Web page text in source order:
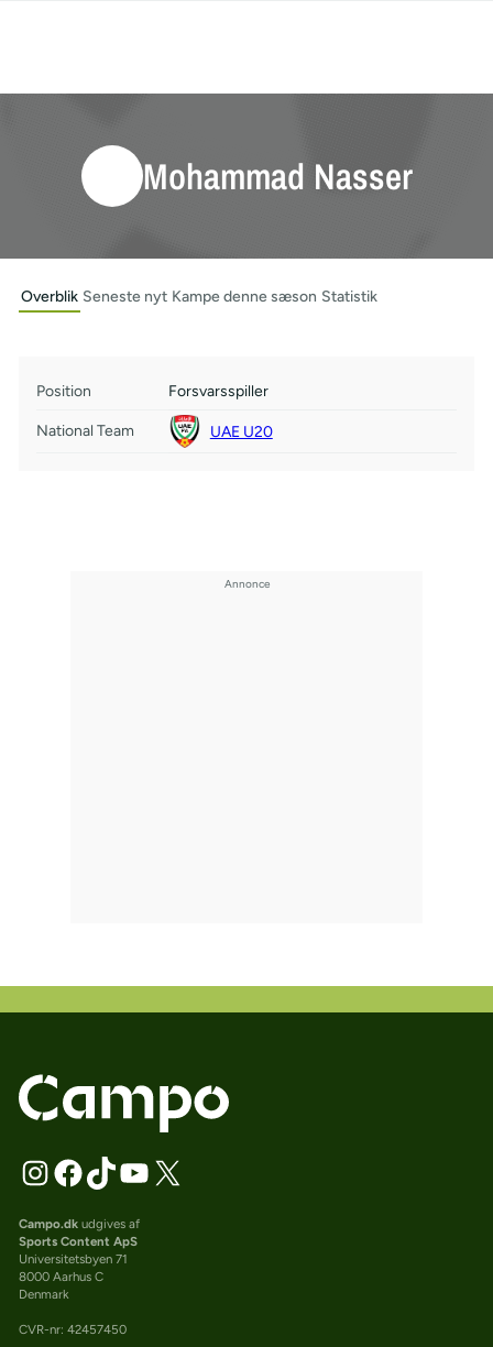
Mohammad Nasser
Overblik Seneste nyt Kampe denne sæson Statistik
Position Forsvarsspiller
National Team UAE U20
Campo.dkudgives af
Sports Content ApS
Universitetsbyen 71
8000 Aarhus C
Denmark
CVR-nr: 42457450